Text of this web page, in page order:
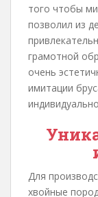
того чтобы
позволил из
грамотной
очень
имитации
Для
хвойные